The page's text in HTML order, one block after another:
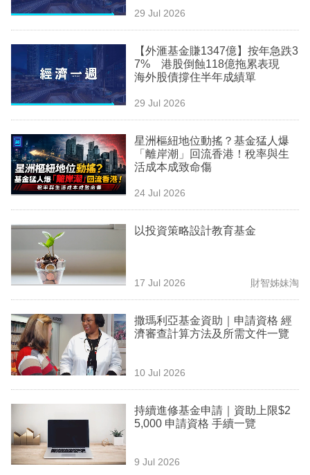
29 Jul 2026
【外滙基金賺1347億】按年急跌3
7% 港股倒蝕118億拖累表現
海外股債撐住半年成績單
29 Jul 2026
星洲樞紐地位動搖？基金猛人爆
「離岸潮」回流香港！稅率與生
活成本成致命傷
24 Jul 2026
以投資策略設計教育基金
17 Jul 2026 財智姊妹淘
撒瑪利亞基金資助｜申請資格 經
濟審查計算方法及所需文件一覽
10 Jul 2026
持續進修基金申請｜資助上限$2
5,000 申請資格 手續一覽
9 Jul 2026